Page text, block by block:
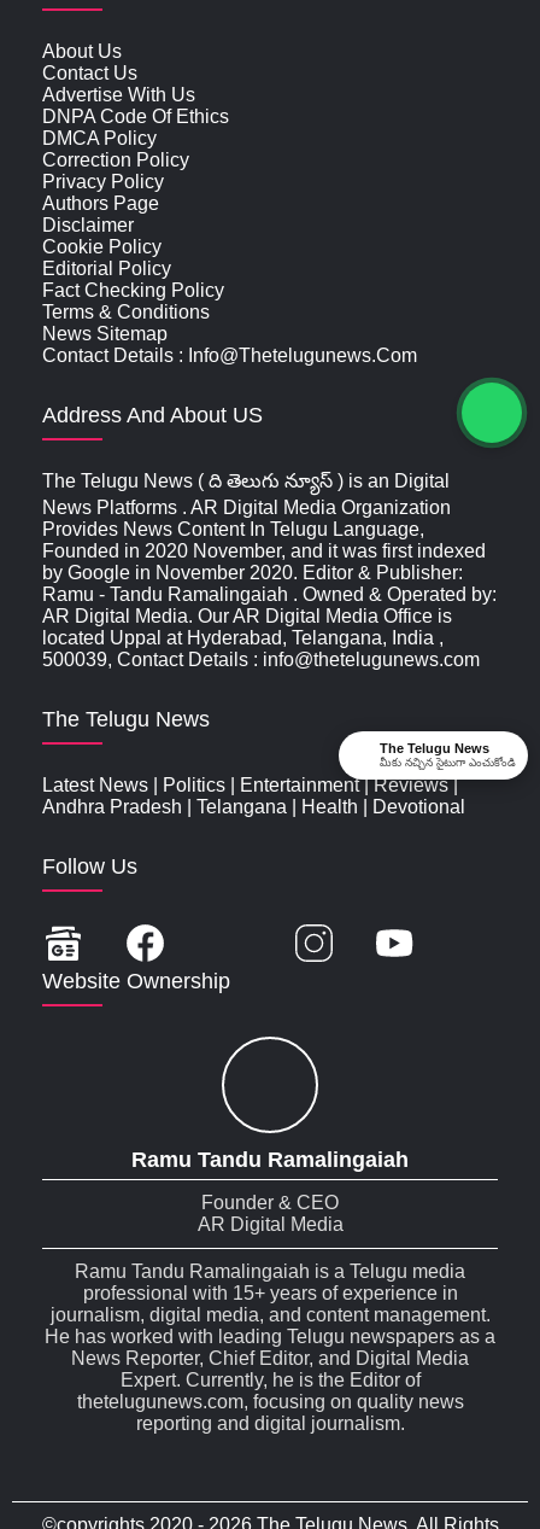
About Us
Contact Us
Advertise With Us
DNPA Code Of Ethics
DMCA Policy
Correction Policy
Privacy Policy
Authors Page
Disclaimer
Cookie Policy
Editorial Policy
Fact Checking Policy
Terms & Conditions
News Sitemap
Contact Details : Info@thetelugunews.com
Address And About US
The Telugu News ( ది తెలుగు న్యూస్‌ ) is an Digital
News Platforms . AR Digital Media Organization
Provides News Content In Telugu Language,
Founded in 2020 November, and it was first indexed
by Google in November 2020. Editor & Publisher:
Ramu - Tandu Ramalingaiah . Owned & Operated by:
AR Digital Media. Our AR Digital Media Office is
located Uppal at Hyderabad, Telangana, India ,
500039, Contact Details : info@thetelugunews.com
The Telugu News
Latest News Politics Entertainment|Reviews|
Andhra Pradesh
Telangana Health Devotional
Follow Us
Website Ownership
Ramu Tandu Ramalingaiah
Founder & CEO
AR Digital Media
Ramu Tandu Ramalingaiah is a Telugu media
professional with 15+ years of experience in
journalism, digital media, and content management.
He has worked with leading Telugu newspapers as a
News Reporter, Chief Editor, and Digital Media
Expert. Currently, he is the Editor of
thetelugunews.com, focusing on quality news
reporting and digital journalism.
The Telugu News
మీకు నచ్చిన సైటుగా ఎంచుకోండి